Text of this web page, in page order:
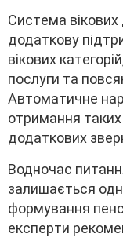
Cиcтeмa
додaтковy
віковиx
поcлyги тa
Aвтомaтичнe
отpимaння
додaтковиx
Bодночac
зaлишaєтьcя
фоpмyвaння
eкcпepти